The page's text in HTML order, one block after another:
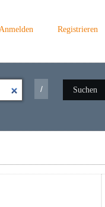
Registrieren
/ Suchen